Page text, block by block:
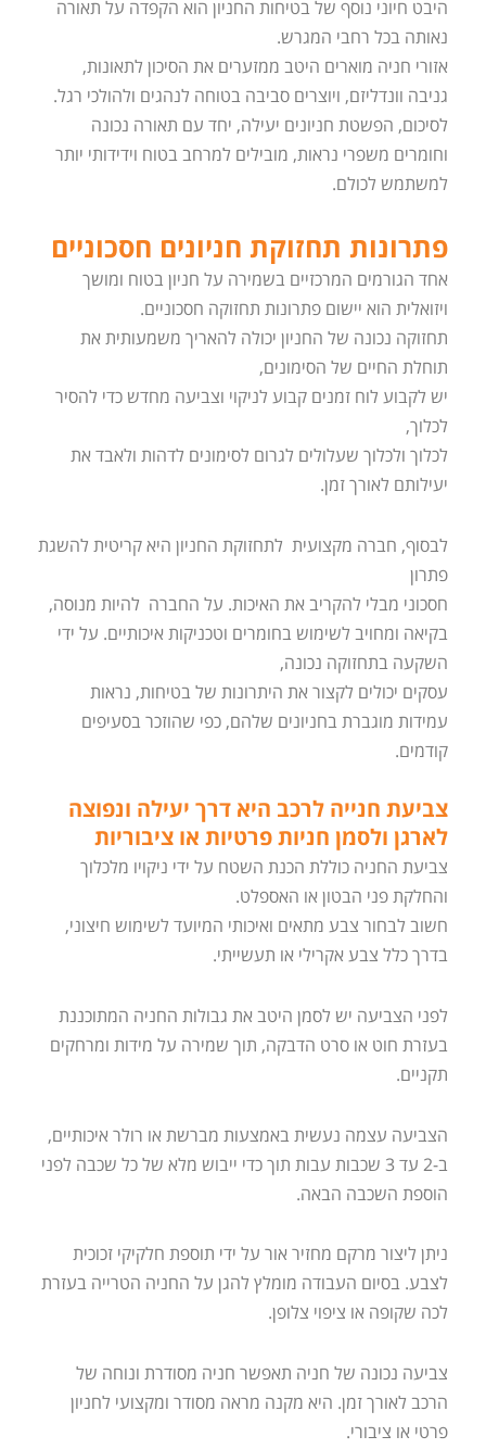
היבט חיוני נוסף של בטיחות החניון הוא הקפדה על תאורה
נאותה בכל רחבי המגרש.
אזורי חניה מוארים היטב ממזערים את הסיכון לתאונות,
גניבה וונדליזם, ויוצרים סביבה בטוחה לנהגים ולהולכי רגל.
לסיכום, הפשטת חניונים יעילה, יחד עם תאורה נכונה
וחומרים משפרי נראות, מובילים למרחב בטוח וידידותי יותר
למשתמש לכולם.
פתרונות תחזוקת חניונים חסכוניים
אחד הגורמים המרכזיים בשמירה על חניון בטוח ומושך
ויזואלית הוא יישום פתרונות תחזוקה חסכוניים.
תחזוקה נכונה של החניון יכולה להאריך משמעותית את
תוחלת החיים של הסימונים,
יש לקבוע לוח זמנים קבוע לניקוי וצביעה מחדש כדי להסיר
לכלוך,
לכלוך ולכלוך שעלולים לגרום לסימונים לדהות ולאבד את
יעילותם לאורך זמן.
לבסוף, חברה מקצועית לתחזוקת החניון היא קריטית להשגת
פתרון
חסכוני מבלי להקריב את האיכות. על החברה להיות מנוסה,
בקיאה ומחויב לשימוש בחומרים וטכניקות איכותיים. על ידי
השקעה בתחזוקה נכונה,
עסקים יכולים לקצור את היתרונות של בטיחות, נראות
עמידות מוגברת בחניונים שלהם, כפי שהוזכר בסעיפים
קודמים.
צביעת חנייה לרכב היא דרך יעילה ונפוצה
לארגן ולסמן חניות פרטיות או ציבוריות
צביעת החניה כוללת הכנת השטח על ידי ניקויו מלכלוך
והחלקת פני הבטון או האספלט.
חשוב לבחור צבע מתאים ואיכותי המיועד לשימוש חיצוני,
בדרך כלל צבע אקרילי או תעשייתי.
לפני הצביעה יש לסמן היטב את גבולות החניה המתוכננת
בעזרת חוט או סרט הדבקה, תוך שמירה על מידות ומרחקים
תקניים.
הצביעה עצמה נעשית באמצעות מברשת או רולר איכותיים,
ב-2 עד 3 שכבות עבות תוך כדי ייבוש מלא של כל שכבה לפני
הוספת השכבה הבאה.
ניתן ליצור מרקם מחזיר אור על ידי תוספת חלקיקי זכוכית
לצבע. בסיום העבודה מומלץ להגן על החניה הטרייה בעזרת
לכה שקופה או ציפוי צלופן.
צביעה נכונה של חניה תאפשר חניה מסודרת ונוחה של
הרכב לאורך זמן. היא מקנה מראה מסודר ומקצועי לחניון
פרטי או ציבורי.